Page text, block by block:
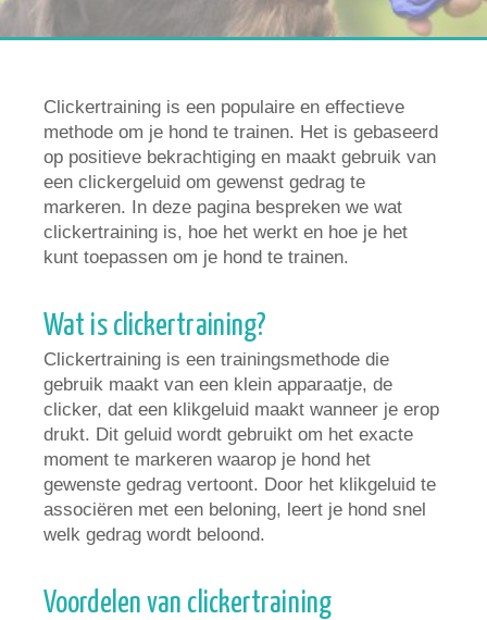
Clickertraining is een populaire en effectieve
methode om je hond te trainen. Het is gebaseerd
op positieve bekrachtiging en maakt gebruik van
een clickergeluid om gewenst gedrag te
markeren. In deze pagina bespreken we wat
clickertraining is, hoe het werkt en hoe je het
kunt toepassen om je hond te trainen.
Wat is clickertraining?
Clickertraining is een trainingsmethode die
gebruik maakt van een klein apparaatje, de
clicker, dat een klikgeluid maakt wanneer je erop
drukt. Dit geluid wordt gebruikt om het exacte
moment te markeren waarop je hond het
gewenste gedrag vertoont. Door het klikgeluid te
associëren met een beloning, leert je hond snel
welk gedrag wordt beloond.
Voordelen van clickertraining